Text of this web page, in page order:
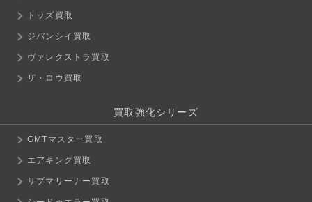
トッズ買取
ジバンシイ買取
ヴァレクストラ買取
ザ・ロウ買取
買取強化シリーズ
GMTマスター買取
エアキング買取
サブマリーナー買取